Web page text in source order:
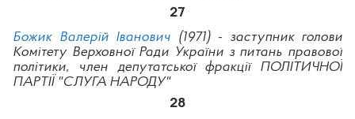
27
Божик Валерій Іванович (1971) - заступник голови
Комітету Верховної Ради України з питань правової
політики, член депутатської фракції ПОЛІТИЧНОЇ
ПАРТІЇ "СЛУГА НАРОДУ"
28